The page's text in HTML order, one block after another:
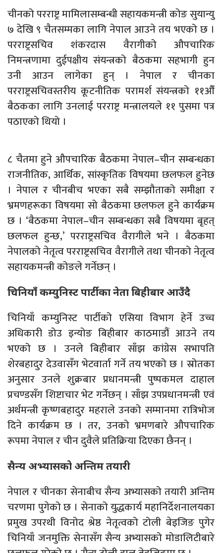
चीनको परराष्ट्र मामिलासम्बन्धी सहायकमन्त्री कोङ सुयान्यु
७ देखि ९ चैतसम्मका लागि नेपाल आउने तय भएको छ ।
परराष्ट्रसचिव शंकरदास वैरागीको औपचारिक
निमन्त्रणामा दुईपक्षीय संयन्त्रको बैठकमा सहभागी हुन
उनी आउन लागेका हुन् । नेपाल र चीनका
परराष्ट्रसचिवस्तरीय कूटनीतिक परामर्श संयन्त्रको ११औँ
बैठकका लागि उनलाई परराष्ट्र मन्त्रालयले ११ पुसमा पत्र
पठाएको थियो ।
८ चैतमा हुने औपचारिक बैठकमा नेपाल–चीन सम्बन्धका
राजनीतिक, आर्थिक, सांस्कृतिक विषयमा छलफल हुनेछ
। नेपाल र चीनबीच भएका सबै सम्झौताको समीक्षा र
भ्रमणहरूका विषयमा सो बैठकमा छलफल हुने कार्यक्रम
छ । ‘बैठकमा नेपाल–चीन सम्बन्धका सबै विषयमा बृहत्
छलफल हुन्छ,’ परराष्ट्रसचिव वैरागीले भने । बैठकमा
नेपालको नेतृत्व परराष्ट्रसचिव वैरागीले तथा चीनको नेतृत्व
सहायकमन्त्री कोङले गर्नेछन् ।
चिनियाँ कम्युनिस्ट पार्टीका नेता बिहीबार आउँदै
चिनियाँ कम्युनिस्ट पार्टीको एसिया विभाग हेर्ने उच्च
अधिकारी डोउ इन्योङ बिहीबार काठमाडौं आउने तय
भएको छ । उनले बिहीबार साँझ कांग्रेस सभापति
शेरबहादुर देउवासँग भेटवार्ता गर्ने तय भएको छ । स्रोतका
अनुसार उनले शुक्रबार प्रधानमन्त्री पुष्पकमल दाहाल
प्रचण्डसँग शिष्टाचार भेट गर्नेछन् । साँझ उपप्रधानमन्त्री एवं
अर्थमन्त्री कृष्णबहादुर महराले उनको सम्मानमा रात्रिभोज
दिने कार्यक्रम छ । तर, उनको भ्रमणबारे औपचारिक
रूपमा नेपाल र चीन दुवैले प्रतिक्रिया दिएका छैनन् ।
सैन्य अभ्यासको अन्तिम तयारी
नेपाल र चीनका सेनाबीच सैन्य अभ्यासको तयारी अन्तिम
चरणमा पुगेको छ । सेनाको युद्धकार्य महानिर्देशनालयका
प्रमुख उपरथी विनोद श्रेष्ठ नेतृत्वको टोली बेइजिङ पुगेर
चिनियाँ जनमुक्ति सेनासँग सैन्य अभ्यासको मोडालिटीबारे